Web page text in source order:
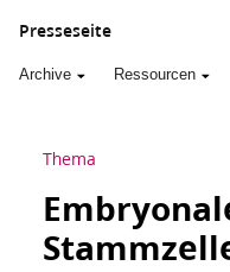
Presseseite
Archive Ressourcen
Thema